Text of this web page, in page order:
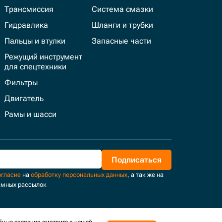
Трансмиссия
Гидравлика
Пальцы и втулки
Режущий инструмент
для спецтехники
Фильтры
Двигатель
Рамы и шасси
Система смазки
Шланги и трубки
Запасные части
Подписаться
на обработку персональных данных, а так же на
рассылок